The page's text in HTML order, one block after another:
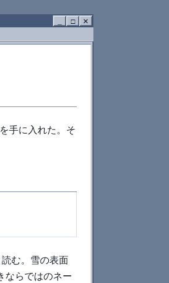
□
✕
手に入れた。そ
む。雪の表面
ならではのネー